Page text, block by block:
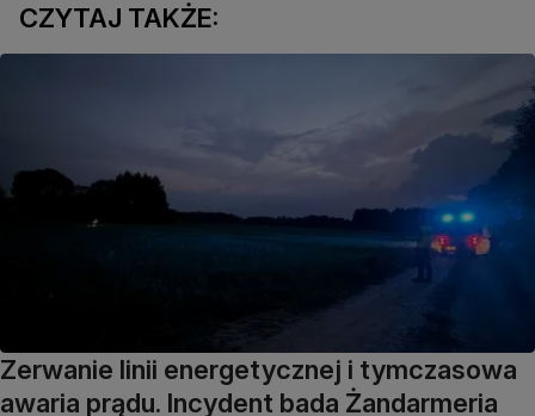
CZYTAJ TAKŻE:
Zerwanie linii energetycznej i tymczasowa
awaria prądu. Incydent bada Żandarmeria